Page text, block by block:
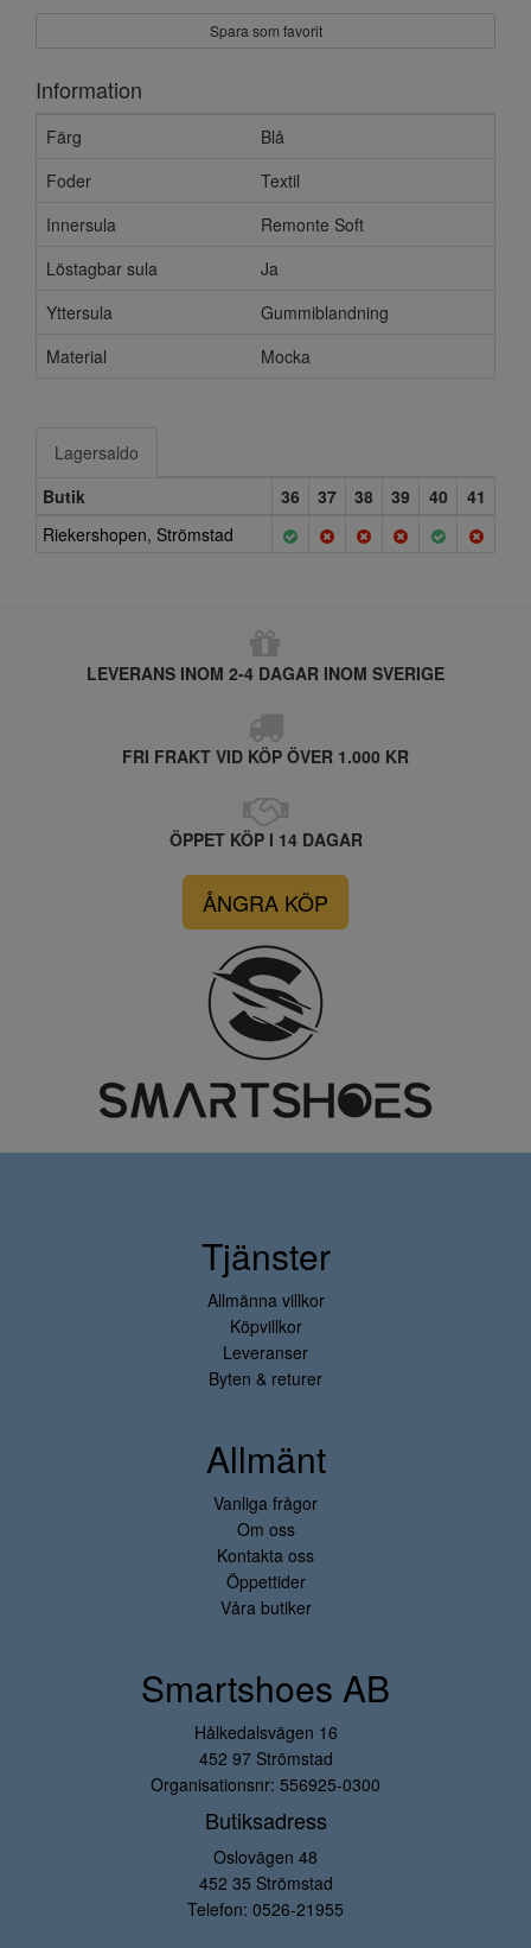
Spara som favorit
Information
Färg
Blå
Foder
Textil
Innersula
Remonte Soft
Löstagbar sula
Ja
Yttersula
Gummiblandning
Material
Mocka
Lagersaldo
Butik
36 37 38 39 40
41
Riekershopen, Strömstad
LEVERANS INOM 2-4 DAGAR INOM SVERIGE
FRI FRAKT VID KÖP ÖVER 1.000 KR
ÖPPET KÖP I 14 DAGAR
ÅNGRA KÖP
Tjänster
Allmänna villkor
Köpvillkor
Leveranser
Byten & returer
Allmänt
Vanliga frågor
Om oss
Kontakta oss
Öppettider
Våra butiker
Smartshoes AB
Hålkedalsvägen 16
452 97 Strömstad
Organisationsnr: 556925-0300
Butiksadress
Oslovägen 48
452 35 Strömstad
Telefon: 0526-21955